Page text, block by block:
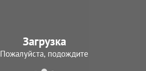
Загрузка
Пожалуйста, подождите